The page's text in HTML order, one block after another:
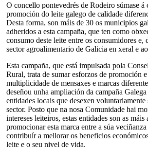
O concello pontevedrés de Rodeiro súmase á
promoción do leite galego de calidade
Desta forma, son máis de 30 os municipios
adheridos a esta campaña, que ten como
consumo deste leite entre os consumidores e,
sector agroalimentario de Galicia en xeral e
Esta campaña, que está impulsada pola
Rural, trata de sumar esforzos de promoción
multiplicidade de mensaxes e marcas
deseñou unha ampliación da campaña
entidades locais que desexen voluntariamente
sector. Posto que na nosa Comunidade hai
intereses leiteiros, estas entidades son as máis
promocionar esta marca entre a súa
contribuír a mellorar os beneficios
leite e o seu nivel de vida.